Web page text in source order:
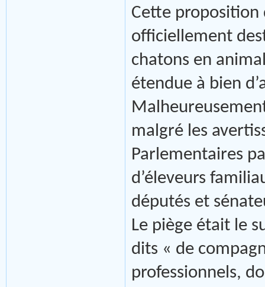
Cette
officiellement
chatons en
étendue à bien
malgré les
Parlementaires
d’éleveurs
députés et
Le piège était le
dits « de
professionnels,